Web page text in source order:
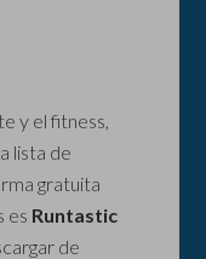
y el fitness,
lista de
gratuita
es Runtastic
de